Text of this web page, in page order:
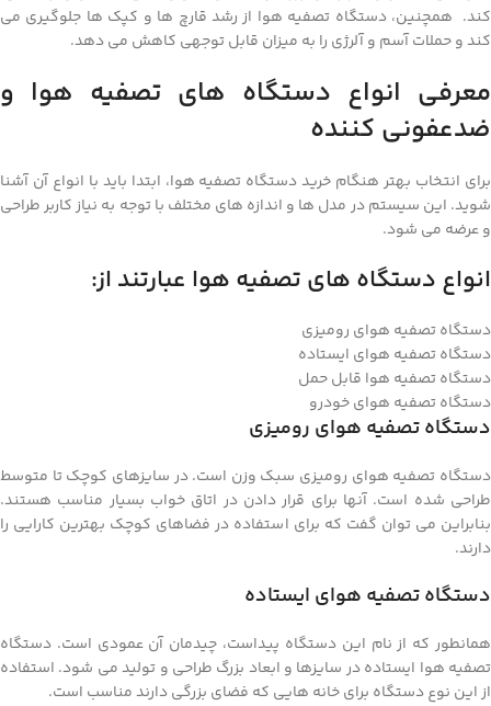
کند. همچنین، دستگاه تصفیه هوا از رشد قارچ ها و کپک ها جلوگیری می
کند و حملات آسم و آلرژی را به میزان قابل توجهی کاهش می دهد.
معرفی انواع دستگاه های تصفیه هوا و
ضدعفونی کننده
برای انتخاب بهتر هنگام خرید دستگاه تصفیه هوا، ابتدا باید با انواع آن آشنا
شوید. این سیستم در مدل ها و اندازه های مختلف با توجه به نیاز کاربر طراحی
و عرضه می شود.
انواع دستگاه های تصفیه هوا عبارتند از:
دستگاه تصفیه هوای رومیزی
دستگاه تصفیه هوای ایستاده
دستگاه تصفیه هوا قابل حمل
دستگاه تصفیه هوای خودرو
دستگاه تصفیه هوای رومیزی
دستگاه تصفیه هوای رومیزی سبک وزن است. در سایزهای کوچک تا متوسط
طراحی شده است. آنها برای قرار دادن در اتاق خواب بسیار مناسب هستند.
بنابراین می توان گفت که برای استفاده در فضاهای کوچک بهترین کارایی را
دارند.
دستگاه تصفیه هوای ایستاده
همانطور که از نام این دستگاه پیداست، چیدمان آن عمودی است. دستگاه
تصفیه هوا ایستاده در سایزها و ابعاد بزرگ طراحی و تولید می شود. استفاده
از این نوع دستگاه برای خانه هایی که فضای بزرگی دارند مناسب است.